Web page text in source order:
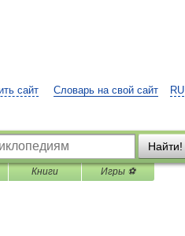
RU
сайт Словарь на свой сайт
Найти!
Книги Игры ⚽